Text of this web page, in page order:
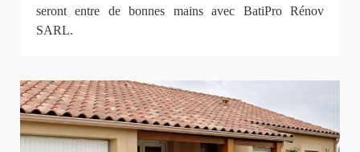
seront entre de bonnes mains avec BatiPro Rénov
SARL.